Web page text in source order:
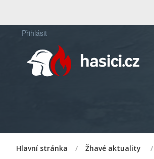
Přihlásit
Hlavní stránka / Žhavé aktuality /